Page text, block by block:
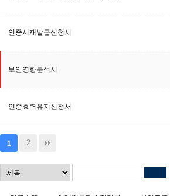
인증서재발급신청서
보안영향분석서
인증효력유지신청서
1 2